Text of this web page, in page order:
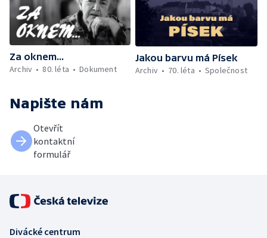
Za oknem...
Archiv
80. léta Dokument
Jakou barvu má Písek
Archiv
70. léta Společnost
Napište nám
Otevřít
kontaktní
formulář
Divácké centrum